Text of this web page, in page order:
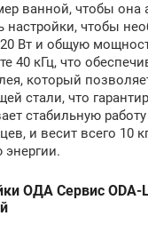
ванной, чтобы
настройки, чтобы
Вт и общую
40 кГц, что
который
стали, что
стабильную
и весит всего
ОДА Сервис ODA-